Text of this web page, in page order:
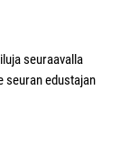
seuraavalla
seuran edustajan